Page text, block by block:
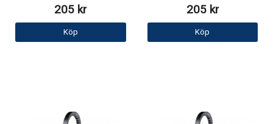
205 kr
Köp
205 kr
Köp